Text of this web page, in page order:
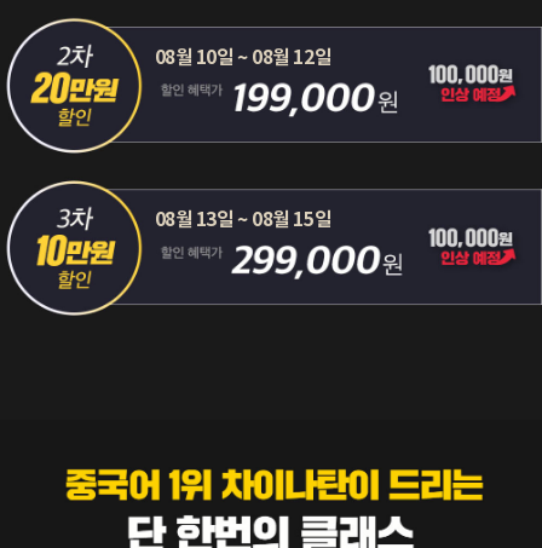
08월 10일 ~ 08월 12일
08월 13일 ~ 08월 15일